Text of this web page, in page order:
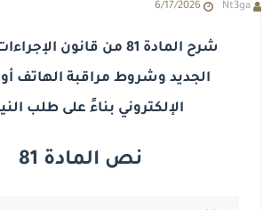
Nt3ga
6/17/2026
شرح المادة 81 من قانون
الجديد وشروط مراقبة الهاتف
الإلكتروني بناءً على طلب
نص المادة 81